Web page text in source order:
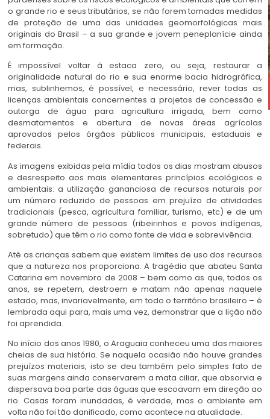
o grande rio e seus tributários, se não forem tomadas medidas
de proteção de uma das unidades geomorfológicas mais
originais do Brasil – a sua grande e jovem peneplanície ainda
em formação.
É impossível voltar à estaca zero, ou seja, restaurar a
originalidade natural do rio e sua enorme bacia hidrográfica,
mas, sublinhemos, é possível, e necessário, rever todas as
licenças ambientais concernentes a projetos de concessão e
outorga de água para agricultura irrigada, bem como
desmatamentos e abertura de novas áreas agrícolas
aprovados pelos órgãos públicos municipais, estaduais e
federais.
As imagens exibidas pela mídia todos os dias mostram abusos
e desrespeito aos mais elementares princípios ecológicos e
ambientais: a utilização gananciosa de recursos naturais por
um número reduzido de pessoas em prejuízo de atividades
tradicionais (pesca, agricultura familiar, turismo, etc) e de um
grande número de pessoas (ribeirinhos e povos indígenas,
sobretudo) que têm o rio como fonte de vida e sobrevivência.
Até as crianças sabem que existem limites de uso dos recursos
que a natureza nos proporciona. A tragédia que abateu Santa
Catarina em novembro de 2008 – bem como as que, todos os
anos, se repetem, destroem e matam não apenas naquele
estado, mas, invariavelmente, em todo o território brasileiro – é
lembrada aqui para, mais uma vez, demonstrar que a lição não
foi aprendida.
No início dos anos 1980, o Araguaia conheceu uma das maiores
cheias de sua história. Se naquela ocasião não houve grandes
prejuízos materiais, isto se deu também pelo simples fato de
suas margens ainda conservarem a mata ciliar, que absorvia e
dispersava boa parte das águas que escoavam em direção ao
rio. Casas foram inundadas, é verdade, mas o ambiente em
volta não foi tão danificado, como acontece na atualidade.